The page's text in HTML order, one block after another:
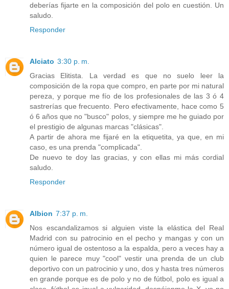
deberías fijarte en la composición del polo en cuestión. Un
saludo.
Responder
Alciato 3:30 p. m.
Gracias Elitista. La verdad es que no suelo leer la
composición de la ropa que compro, en parte por mi natural
pereza, y porque me fío de los profesionales de las 3 ó 4
sastrerías que frecuento. Pero efectivamente, hace como 5
ó 6 años que no "busco" polos, y siempre me he guiado por
el prestigio de algunas marcas "clásicas".
A partir de ahora me fijaré en la etiquetita, ya que, en mi
caso, es una prenda "complicada".
De nuevo te doy las gracias, y con ellas mi más cordial
saludo.
Responder
Albion 7:37 p. m.
Nos escandalizamos si alguien viste la elástica del Real
Madrid con su patrocinio en el pecho y mangas y con un
número igual de ostentoso a la espalda, pero a veces hay a
quien le parece muy "cool" vestir una prenda de un club
deportivo con un patrocinio y uno, dos y hasta tres números
en grande porque es de polo y no de fútbol, polo es igual a